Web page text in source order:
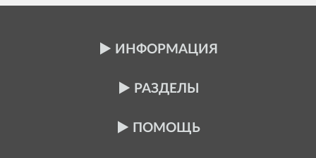
ИНФОРМАЦИЯ
РАЗДЕЛЫ
ПОМОЩЬ